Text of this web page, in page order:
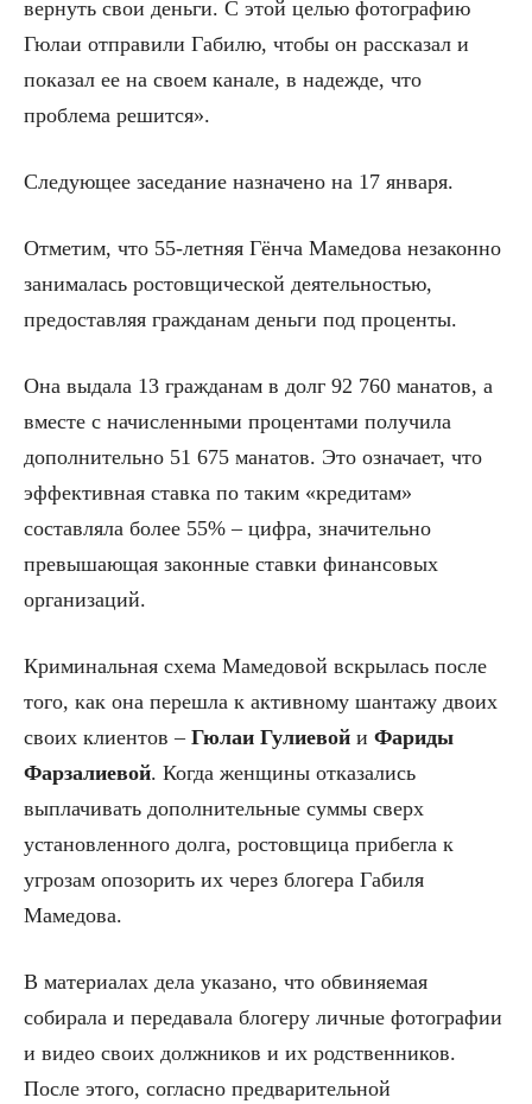
вернуть свои деньги. С этой целью фотографию
Гюлаи отправили Габилю, чтобы он рассказал и
показал ее на своем канале, в надежде, что
проблема решится».
Следующее заседание назначено на 17 января.
Отметим, что 55-летняя Гёнча Мамедова незаконно
занималась ростовщической деятельностью,
предоставляя гражданам деньги под проценты.
Она выдала 13 гражданам в долг 92 760 манатов, а
вместе с начисленными процентами получила
дополнительно 51 675 манатов. Это означает, что
эффективная ставка по таким «кредитам»
составляла более 55% – цифра, значительно
превышающая законные ставки финансовых
организаций.
Криминальная схема Мамедовой вскрылась после
того, как она перешла к активному шантажу двоих
своих клиентов – Гюлаи Гулиевой и Фариды
Фарзалиевой. Когда женщины отказались
выплачивать дополнительные суммы сверх
установленного долга, ростовщица прибегла к
угрозам опозорить их через блогера Габиля
Мамедова.
В материалах дела указано, что обвиняемая
собирала и передавала блогеру личные фотографии
и видео своих должников и их родственников.
После этого, согласно предварительной